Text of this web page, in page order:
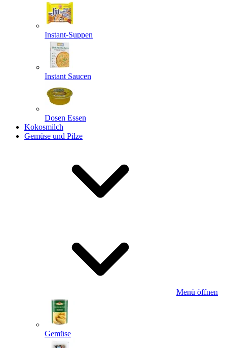
Instant-Suppen
Instant Saucen
Dosen Essen
Kokosmilch
Gemüse und Pilze
Menü öffnen
Gemüse